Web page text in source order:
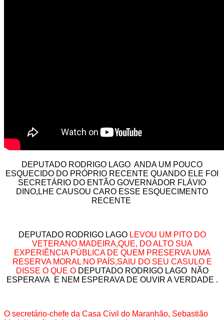
DEPUTADO RODRIGO LAGO ANDA UM POUCO
ESQUECIDO DO PRÓPRIO RECENTE QUANDO ELE FOI
SECRETÁRIO DO ENTÃO GOVERNADOR FLÁVIO
DINO,LHE CAUSOU CARO ESSE ESQUECIMENTO
RECENTE
DEPUTADO RODRIGO LAGOLEVOU UM PITO DO
VETERANO MADEIRA,QUE, DO ALTO SUA
EXPERIÊNCIA PÚBLICA DE QUEM PRESERVA UMA
RESERVA MORAL NO PAÍS,SAIU DO SEU CASULO E
DISSE O QUE O DEPUTADO RODRIGO LAGO NÃO
ESPERAVA E NEM ESPERAVA DE OUVIR A VERDADE .
O secretário-chefe da Casa Civil do Maranhão, Sebastião